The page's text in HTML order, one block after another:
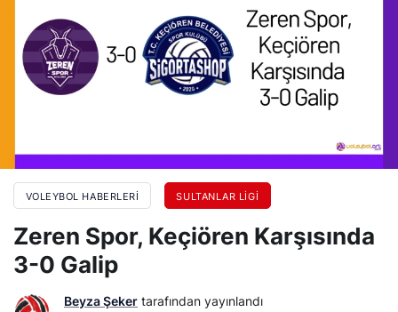
VOLEYBOL HABERLERI SULTANLAR LIGI
Zeren Spor, Keçiören Karşısında
3-0 Galip
Beyza Şeker tarafından yayınlandı